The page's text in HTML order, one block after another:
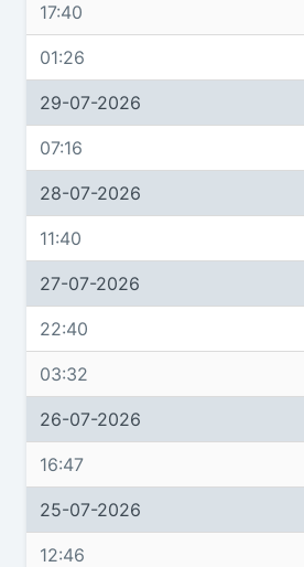
17:40
01:26
29-07-2026
07:16
28-07-2026
11:40
27-07-2026
22:40
03:32
26-07-2026
16:47
25-07-2026
12:46